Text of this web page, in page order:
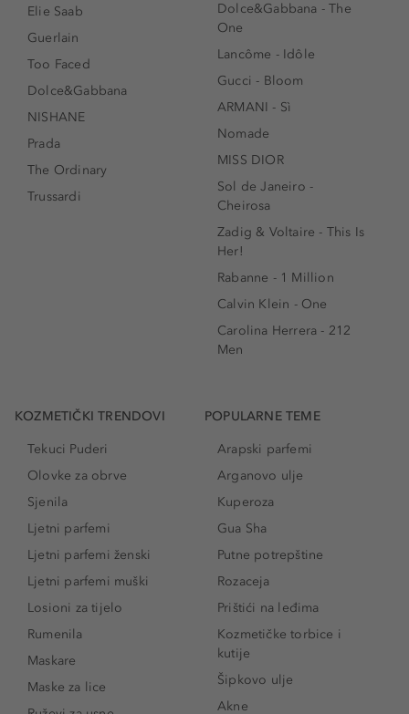
Elie Saab
Guerlain
Too Faced
Dolce&Gabbana
NISHANE
Prada
The Ordinary
Trussardi
Dolce&Gabbana - The
One
Lancôme - Idôle
Gucci - Bloom
ARMANI - Sì
Nomade
MISS DIOR
Sol de Janeiro -
Cheirosa
Zadig & Voltaire - This Is
Her!
Rabanne - 1 Million
Calvin Klein - One
Carolina Herrera - 212
Men
KOZMETIČKI TRENDOVI
Tekuci Puderi
Olovke za obrve
Sjenila
Ljetni parfemi
Ljetni parfemi ženski
Ljetni parfemi muški
Losioni za tijelo
Rumenila
Maskare
Maske za lice
POPULARNE TEME
Arapski parfemi
Arganovo ulje
Kuperoza
Gua Sha
Putne potrepštine
Rozaceja
Prištići na leđima
Kozmetičke torbice i
kutije
Šipkovo ulje
Akne